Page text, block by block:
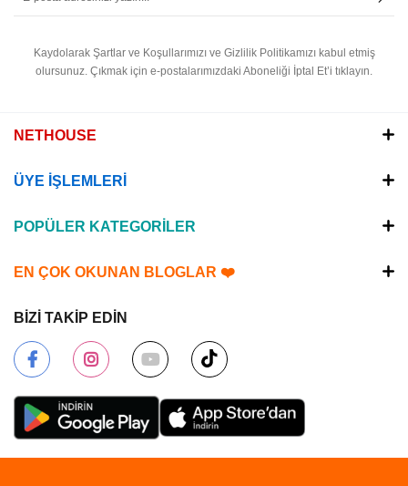
Kaydolarak Şartlar ve Koşullarımızı ve Gizlilik Politikamızı kabul etmiş
olursunuz. Çıkmak için e-postalarımızdaki Aboneliği İptal Et’i tıklayın.
NETHOUSE
ÜYE İŞLEMLERİ
POPÜLER KATEGORİLER
EN ÇOK OKUNAN BLOGLAR ❤️
BİZİ TAKİP EDİN